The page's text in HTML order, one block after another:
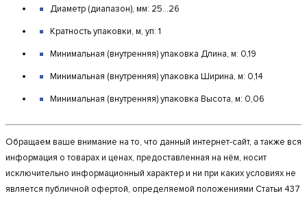
Диаметр (диапазон), мм: 25...26
Кратность упаковки, м, уп: 1
Минимальная (внутренняя) упаковка Длина, м: 0,19
Минимальная (внутренняя) упаковка Ширина, м: 0,14
Минимальная (внутренняя) упаковка Высота, м: 0,06
Обращаем ваше внимание на то, что данный интернет-сайт, а также вся
информация о товарах и ценах, предоставленная на нём, носит
исключительно информационный характер и ни при каких условиях не
является публичной офертой, определяемой положениями Статьи 437